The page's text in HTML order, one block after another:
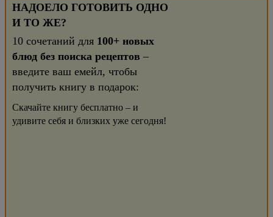
НАДОЕЛО ГОТОВИТЬ ОДНО
И ТО ЖЕ?
10 сочетаний для 100+ новых
блюд без поиска рецептов –
введите ваш емейл, чтобы
получить книгу в подарок:
Скачайте книгу бесплатно – и
удивите себя и близких уже сегодня!